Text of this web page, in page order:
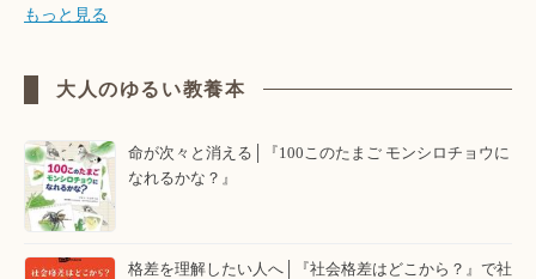
もっと見る
大人のゆるい教養本
命が次々と消える│『100このたまご モンシロチョウに
なれるかな？』
格差を理解したい人へ│『社会格差はどこから？』で社